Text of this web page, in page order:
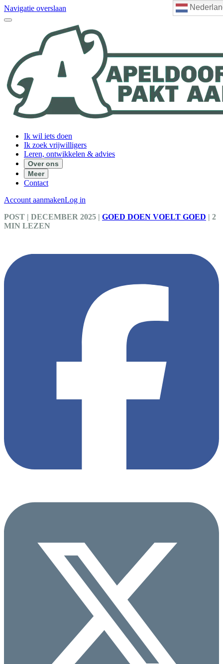
Navigatie overslaan
Ik wil iets doen
Ik zoek vrijwilligers
Leren, ontwikkelen & advies
Over ons
Meer
Contact
Account aanmakenLog in
POST | DECEMBER 2025 | GOED DOEN VOELT GOED | 2
MIN LEZEN